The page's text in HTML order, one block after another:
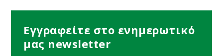
Εγγραφείτε στο ενημερωτικό
μας newsletter